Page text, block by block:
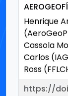
Henrique
Cassola
Carlos
Ross
https://